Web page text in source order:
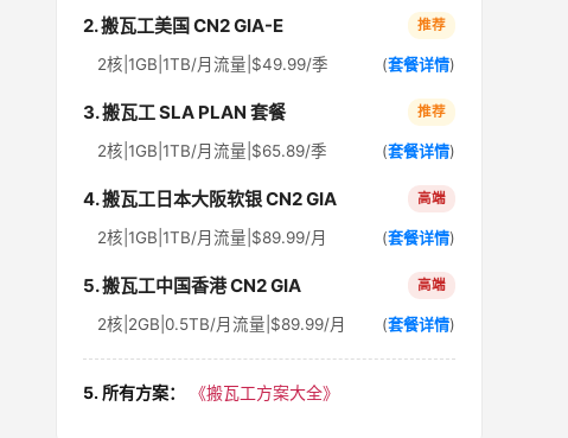
2. 搬瓦工美国 CN2 GIA-E 推荐
2核|1GB|1TB/月流量|$49.99/季 (套餐详情)
3. 搬瓦工 SLA PLAN 套餐 推荐
2核|1GB|1TB/月流量|$65.89/季 (套餐详情)
4. 搬瓦工日本大阪软银 CN2 GIA 高端
2核|1GB|1TB/月流量|$89.99/月 (套餐详情)
5. 搬瓦工中国香港 CN2 GIA 高端
2核|2GB|0.5TB/月流量|$89.99/月 (套餐详情)
5. 所有方案： 《搬瓦工方案大全》